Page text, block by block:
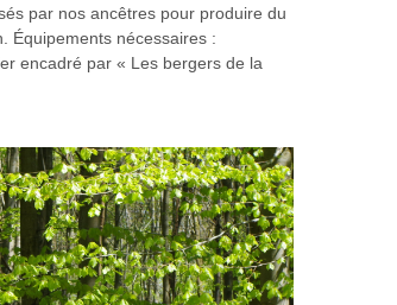
par nos ancêtres pour produire du
Équipements nécessaires :
encadré par « Les bergers de la